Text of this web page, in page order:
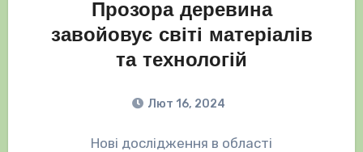
Прозора деревина
завойовує світі матеріалів
та технологій
Лют 16, 2024
Нові дослідження в області